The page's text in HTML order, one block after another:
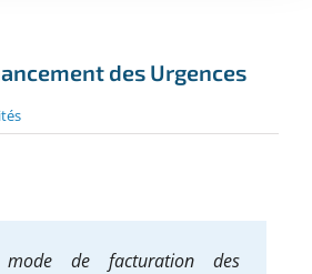
des Urgences
de facturation des